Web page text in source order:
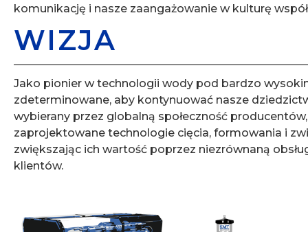
komunikację i nasze zaangażowanie w kulturę
WIZJA
Jako pionier w technologii wody pod bardzo
zdeterminowane, aby kontynuować nasze
wybierany przez globalną społeczność
zaprojektowane technologie cięcia, formowania i
zwiększając ich wartość poprzez niezrównaną
klientów.